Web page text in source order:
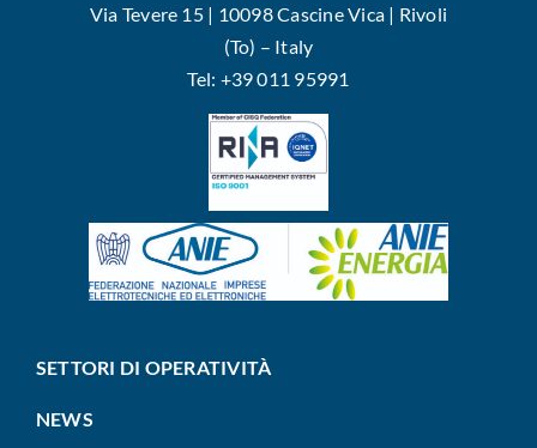
Via Tevere 15 | 10098 Cascine Vica | Rivoli
(To) – Italy
Tel: +39 011 95991
SETTORI DI OPERATIVITÀ
NEWS